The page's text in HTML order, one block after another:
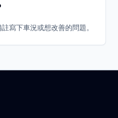
寫下車況或想改善的問題。